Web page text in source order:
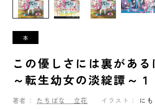
この優しさには裏があ
～転生幼女の淡綻譚～１
著者： たちばな 立花 イラスト： にも